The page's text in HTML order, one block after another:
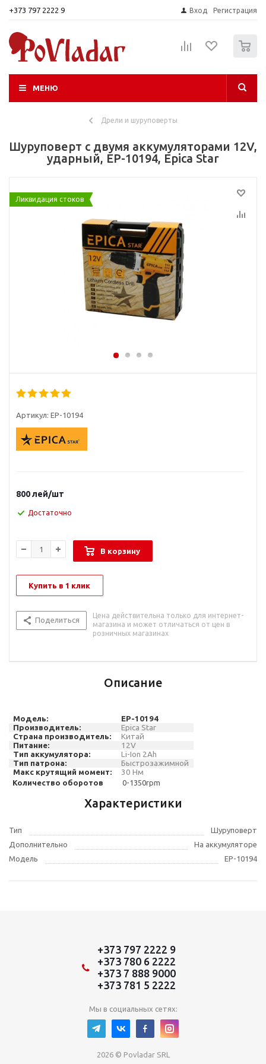
+373 797 2222 9 Вход Регистрация
МЕНЮ
Дрели и шуруповерты
Шуруповерт с двумя аккумуляторами 12V,
ударный, EP-10194, Epica Star
Ликвидация стоков
Артикул: EP-10194
800лей/шт
Достаточно
В корзину
Купить в 1 клик
Поделиться
Цена действительна только для интернет-
магазина и может отличаться от цен в
розничных магазинах
Описание
Модель:
EP-10194
Производитель:
Epica Star
Страна производитель:
Китай
Питание:
12V
Тип аккумулятора:
Li-Ion 2Ah
Тип патрона:
Быстрозажимной
Макс крутящий момент: 30 Нм
Количество оборотов 0-1350rpm
Характеристики
Тип
Шуруповерт
Дополнительно
На аккумуляторе
Модель
EP-10194
+373 797 2222 9
+373 780 6 2222
+373 7 888 9000
+373 781 5 2222
Мы в социальных сетях:
2026 © Povladar SRL